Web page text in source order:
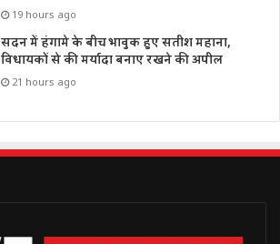
19 hours ago
सदन में हंगामे के बीच भावुक हुए सतीश महाना,
विधायकों से की मर्यादा बनाए रखने की अपील
21 hours ago